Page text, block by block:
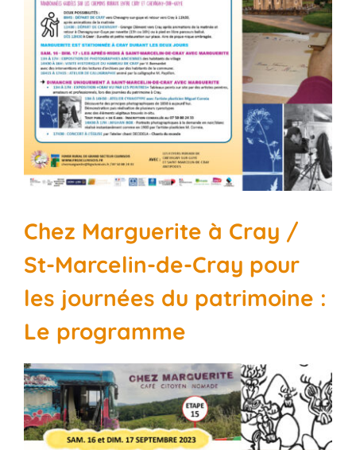
Chez Marguerite à Cray /
St-Marcelin-de-Cray pour
les journées du patrimoine :
Le programme